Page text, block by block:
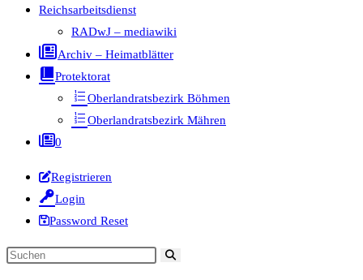
Reichsarbeitsdienst
RADwJ – mediawiki
Archiv – Heimatblätter
Protektorat
Oberlandratsbezirk Böhmen
Oberlandratsbezirk Mähren
0
Registrieren
Login
Password Reset
Diese